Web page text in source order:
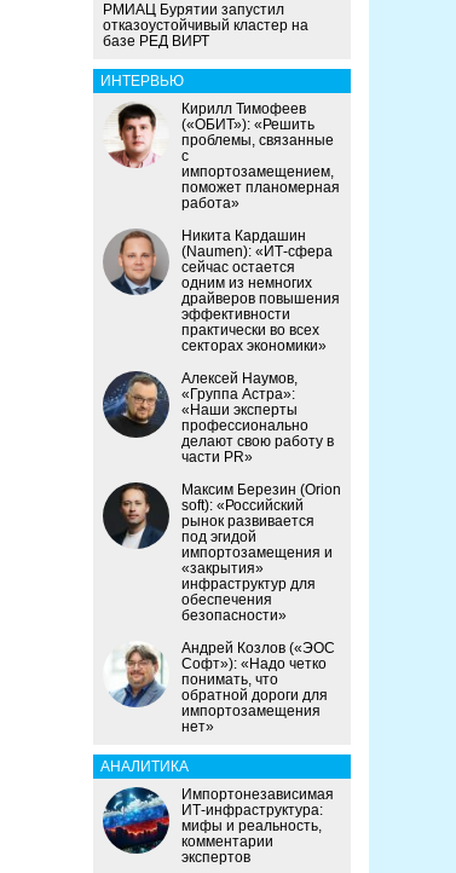
РМИАЦ Бурятии запустил
отказоустойчивый кластер на
базе РЕД ВИРТ
ИНТЕРВЬЮ
Кирилл Тимофеев
(«ОБИТ»): «Решить
проблемы, связанные
с
импортозамещением,
поможет планомерная
работа»
Никита Кардашин
(Naumen): «ИТ-сфера
сейчас остается
одним из немногих
драйверов повышения
эффективности
практически во всех
секторах экономики»
Алексей Наумов,
«Группа Астра»:
«Наши эксперты
профессионально
делают свою работу в
части PR»
Максим Березин (Orion
soft): «Российский
рынок развивается
под эгидой
импортозамещения и
«закрытия»
инфраструктур для
обеспечения
безопасности»
Андрей Козлов («ЭОС
Софт»): «Надо четко
понимать, что
обратной дороги для
импортозамещения
нет»
АНАЛИТИКА
Импортонезависимая
ИТ-инфраструктура:
мифы и реальность,
комментарии
экспертов